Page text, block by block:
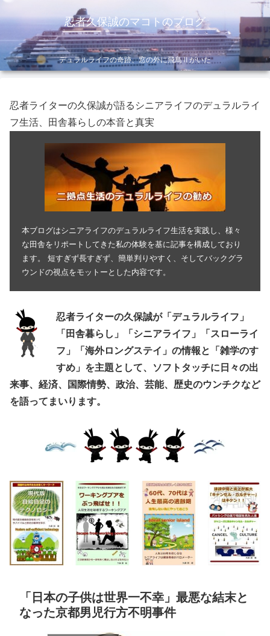
忍者久保誠のマコトのブログ
デュラルライフの奇跡、窓の外に飛鳥Ⅱがいた
忍者ライターの久保誠が語るシニアライフのデュラルライ
フ生活、田舎暮らしの本音と真実
本ブログはシニアライフのデュラルライフ生活を実践し、様々
な田舎をリポートしてきた私の体験を基に記事を構成しており
ます。 短すぎず長すぎず、簡単判りやすく、そしてバックグラ
ウンドの視点をモットーとした内容です。
忍者ライターの久保誠が「デュラルライフ」
「田舎暮らし」「シニアライフ」「スローライ
フ」「海外ロングステイ」の情報と「雑学のす
すめ」を主題として、ソフトタッチに日々の出
来事、経済、国際情勢、政治、芸能、歴史のウンチクなど
を語ってまいります。
「日本の子供は世界一不幸」最悪な結末と
なった京都男児行方不明事件